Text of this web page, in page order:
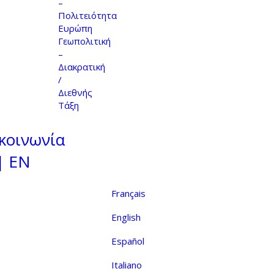
–
Πολιτειότητα
Ευρώπη
Γεωπολιτική
–
Διακρατική
/
Διεθνής
Τάξη
EN
Français
English
Español
Italiano